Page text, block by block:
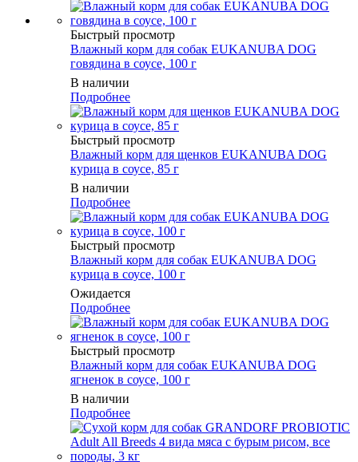
Быстрый просмотр
Влажный корм для собак EUKANUBA DOG
говядина в соусе, 100 г
В наличии
Подробнее
Быстрый просмотр
Влажный корм для щенков EUKANUBA DOG
курица в соусе, 85 г
В наличии
Подробнее
Быстрый просмотр
Влажный корм для собак EUKANUBA DOG
курица в соусе, 100 г
Ожидается
Подробнее
Быстрый просмотр
Влажный корм для собак EUKANUBA DOG
ягненок в соусе, 100 г
В наличии
Подробнее